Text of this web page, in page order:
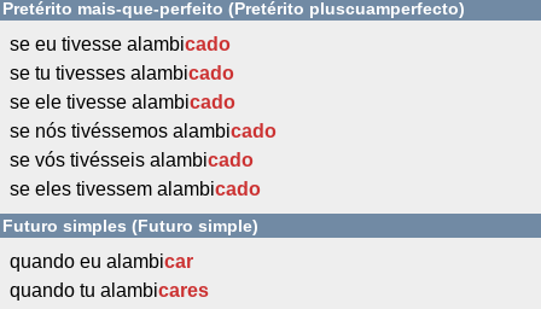
Pretérito mais-que-perfeito (Pretérito pluscuamperfecto)
se eu tivesse alambicado
se tu tivesses alambicado
se ele tivesse alambicado
se nós tivéssemos alambicado
se vós tivésseis alambicado
se eles tivessem alambicado
Futuro simples (Futuro simple)
quando eu alambicar
quando tu alambicares